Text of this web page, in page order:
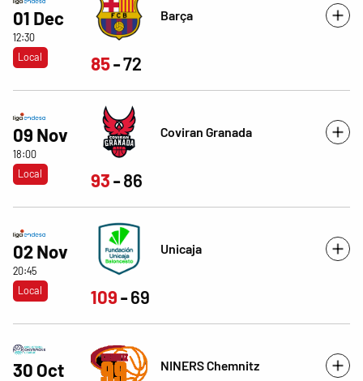
01 Dec
12:30
Local
Barça
85 72
09 Nov
18:00
Local
Coviran Granada
93 86
02 Nov
20:45
Local
Unicaja
109 69
30 Oct NINERS Chemnitz